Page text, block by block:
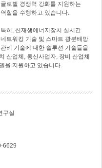
글로벌 경쟁력 강화를 지원하는
역할을 수행하고 있습니다.
특히, 신재생에너지장치 실시간
네트워킹 기술 및 스마트 광분배망
관리 기술에 대한 솔루션 기술들을
산업체, 통신사업자, 장비 산업체
을 지원하고 있습니다.
구실
6629